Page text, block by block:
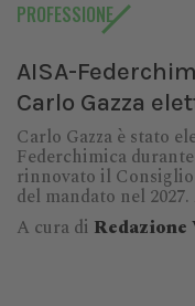
PROFESSIONE
AISA-
Carlo Gazza
Carlo Gazza è stato
Federchimica
rinnovato il
del mandato nel
A cura di Redazione